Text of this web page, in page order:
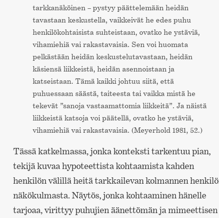
tarkkanäköinen – pystyy päättelemään heidän
tavastaan keskustella, vaikkeivät he edes puhu
henkilökohtaisista suhteistaan, ovatko he ystäviä,
vihamiehiä vai rakastavaisia. Sen voi huomata
pelkästään heidän keskustelutavastaan, heidän
käsiensä liikkeistä, heidän asennoistaan ja
katseistaan. Tämä kaikki johtuu siitä, että
puhuessaan säästä, taiteesta tai vaikka mistä he
tekevät ”sanoja vastaamattomia liikkeitä”. Ja näistä
liikkeistä katsoja voi päätellä, ovatko he ystäviä,
vihamiehiä vai rakastavaisia. (Meyerhold 1981, 52.)
Tässä katkelmassa, jonka konteksti tarkentuu pian,
tekijä kuvaa hypoteettista kohtaamista kahden
henkilön välillä heitä tarkkailevan kolmannen
näkökulmasta. Näytös, jonka kohtaaminen hänelle
tarjoaa, virittyy puhujien äänettömän ja mimeettisen